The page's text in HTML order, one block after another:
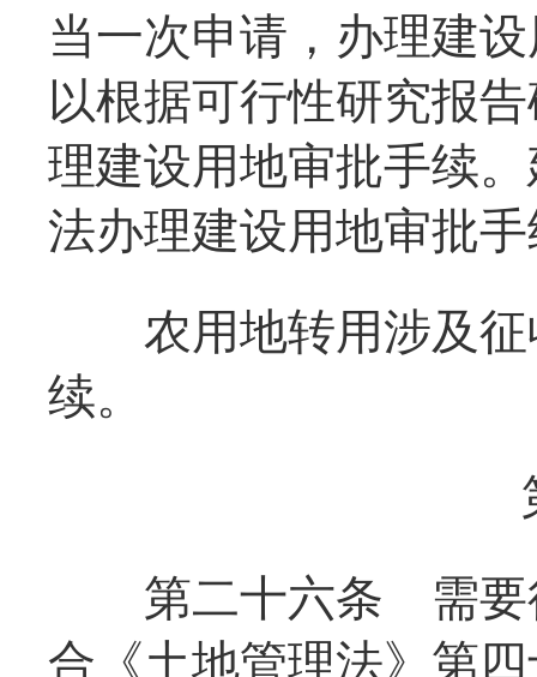
当一次申请，办理建
以根据可行性研究报
理建设用地审批手续
法办理建设用地审批
农用地转用涉及征
续。
第二十六条 需要
合《土地管理法》第